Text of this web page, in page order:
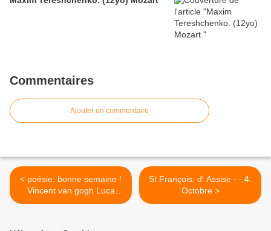
Commentaires
Ajouter un commentaire
< poésie: bonne semaine !
Vincent van gogh Luca
Brugnoli
St François. d' Assise - - 4.
Octobre >